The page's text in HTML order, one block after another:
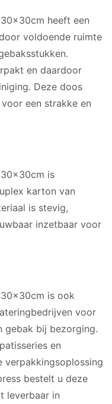
heeft een
voldoende ruimte
en daardoor
Deze doos
een strakke en
is
karton van
is stevig,
inzetbaar voor
is ook
voor
gebak bij bezorging.
en
verpakkingsoplossing
bestelt u deze
leverbaar in